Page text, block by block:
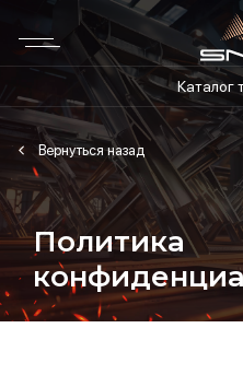
Каталог
Политика